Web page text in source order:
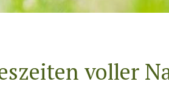
voller